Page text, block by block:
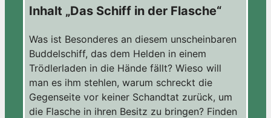
Inhalt „Das Schiff in der Flasche“
Was ist Besonderes an diesem unscheinbaren
Buddelschiff, das dem Helden in einem
Trödlerladen in die Hände fällt? Wieso will
man es ihm stehlen, warum schreckt die
Gegenseite vor keiner Schandtat zurück, um
die Flasche in ihren Besitz zu bringen? Finden